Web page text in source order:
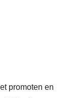
promoten en